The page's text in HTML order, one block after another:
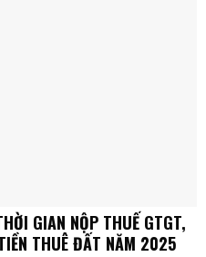
GIAN NỘP THUẾ GTGT,
THUÊ ĐẤT NĂM 2025